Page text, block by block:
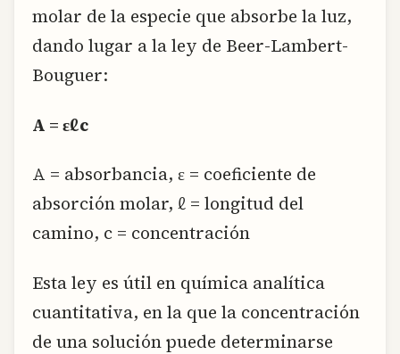
molar de la especie que absorbe la luz,
dando lugar a la ley de Beer-Lambert-
Bouguer:
A = ɛℓc
A = absorbancia, ɛ = coeficiente de
absorción molar, ℓ = longitud del
camino, c = concentración
Esta ley es útil en química analítica
cuantitativa, en la que la concentración
de una solución puede determinarse